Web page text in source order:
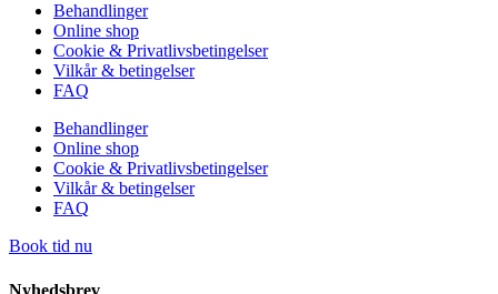
Behandlinger
Online shop
Cookie & Privatlivsbetingelser
Vilkår & betingelser
FAQ
Behandlinger
Online shop
Cookie & Privatlivsbetingelser
Vilkår & betingelser
FAQ
Book tid nu
Nyhedsbrev